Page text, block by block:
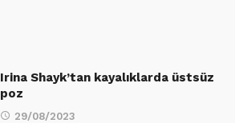
Irina Shayk’tan kayalıklarda üstsüz
poz
29/08/2023